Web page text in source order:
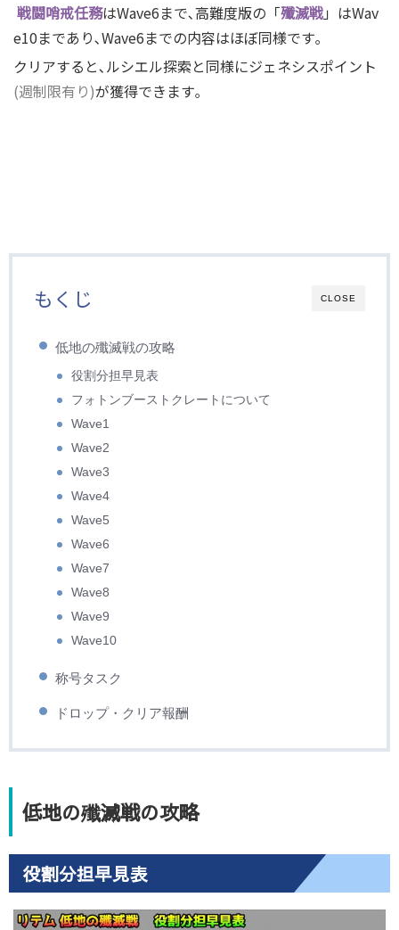
戦闘哨戒任務はWave6まで､高難度版の「殲滅戦」はWav
e10まであり､Wave6までの内容はほぼ同様です｡
クリアすると､ルシエル探索と同様にジェネシスポイント
(週制限有り)が獲得できます｡
CLOSE
もくじ
低地の殲滅戦の攻略
役割分担早見表
フォトンブーストクレートについて
Wave1
Wave2
Wave3
Wave4
Wave5
Wave6
Wave7
Wave8
Wave9
Wave10
称号タスク
ドロップ・クリア報酬
低地の殲滅戦の攻略
役割分担早見表